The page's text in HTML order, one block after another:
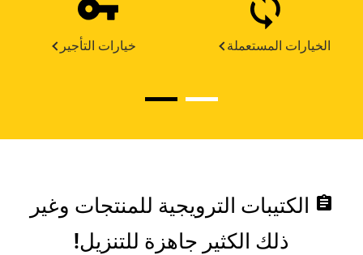
خيارات التأجير الخيارات المستعملة
assignment الكتيبات الترويجية للمنتجات وغير
ذلك الكثير جاهزة للتنزيل!